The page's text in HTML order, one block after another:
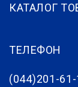
КАТАЛОГ
ТЕЛЕФОН
(044)201-